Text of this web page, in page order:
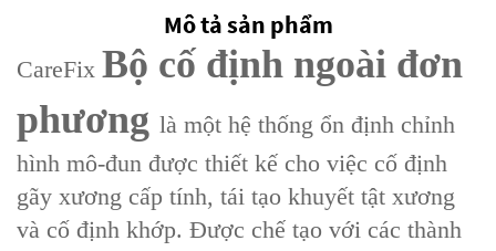
Mô tả sản phẩm
CareFix Bộ cố định ngoài đơn
phương là một hệ thống ổn định chỉnh
hình mô-đun được thiết kế cho việc cố định
gãy xương cấp tính, tái tạo khuyết tật xương
và cố định khớp. Được chế tạo với các thành